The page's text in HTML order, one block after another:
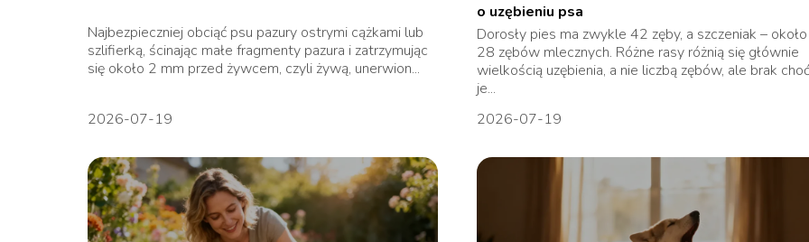
Najbezpieczniej obciąć psu pazury ostrymi cążkami lub
szlifierką, ścinając małe fragmenty pazura i zatrzymując
się około 2 mm przed żywcem, czyli żywą, unerwion...
2026-07-19
o uzębieniu psa
Dorosły pies ma zwykle 42 zęby, a szczeniak – około
28 zębów mlecznych. Różne rasy różnią się głównie
wielkością uzębienia, a nie liczbą zębów, ale brak
je...
2026-07-19